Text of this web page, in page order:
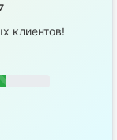
клиентов!